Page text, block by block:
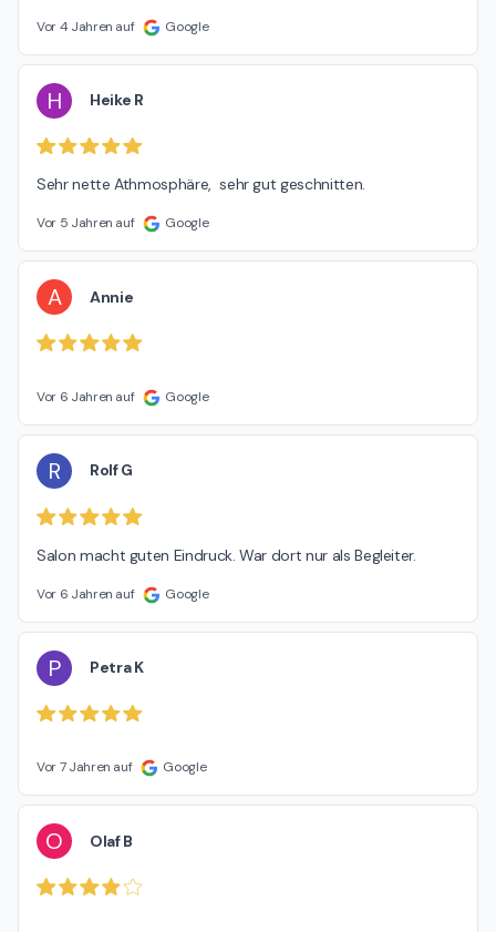
Vor 4 Jahren auf Google
H Heike R
Sehr nette Athmosphäre,  sehr gut geschnitten.
Vor 5 Jahren auf Google
A Annie
Vor 6 Jahren auf Google
R Rolf G
Salon macht guten Eindruck. War dort nur als Begleiter.
Vor 6 Jahren auf Google
P Petra K
Vor 7 Jahren auf Google
O Olaf B